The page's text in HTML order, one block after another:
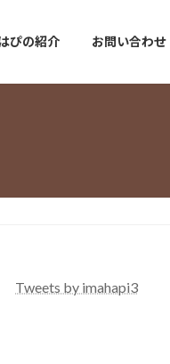
ぴの紹介 お問い合わせ
Tweets by imahapi3